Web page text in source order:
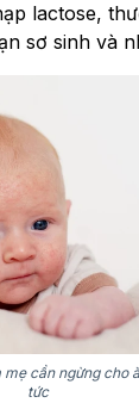
lactose,
sơ sinh và
cần ngừng cho
tức